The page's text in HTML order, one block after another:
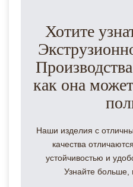
Хотите
как она
Наши изделия с
качества
устойчивостью и
Узнайте больше,